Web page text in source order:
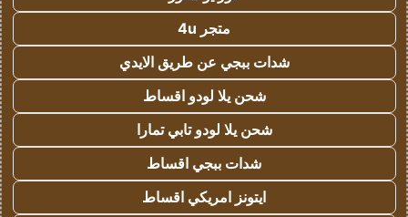
متجر 4u
شدات ببجي عن طريق الايدي
شحن يلا لودو اقساط
شحن يلا لودو تابي تمارا
شدات ببجي اقساط
ايتونز امريكي اقساط